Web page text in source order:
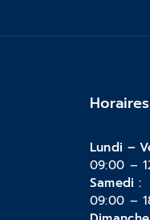
Lundi –
09:00 –
Samedi :
09:00 –